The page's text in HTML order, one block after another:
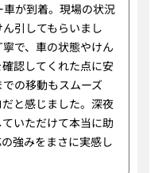
が到着。現場の状況
引してもらいまし
で、車の状態やけん
認してくれた点に安
の移動もスムーズ
と感じました。深夜
いただけて本当に助
強みをまさに実感し